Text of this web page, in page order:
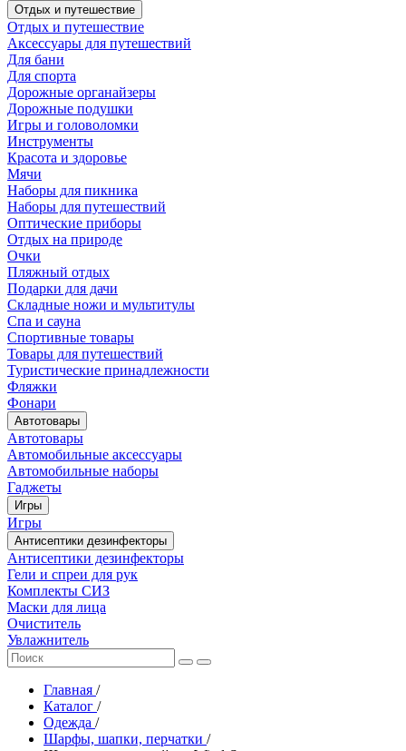
Отдых и путешествие
Отдых и путешествие
Аксессуары для путешествий
Для бани
Для спорта
Дорожные органайзеры
Дорожные подушки
Игры и головоломки
Инструменты
Красота и здоровье
Мячи
Наборы для пикника
Наборы для путешествий
Оптические приборы
Отдых на природе
Очки
Пляжный отдых
Подарки для дачи
Складные ножи и мультитулы
Спа и сауна
Спортивные товары
Товары для путешествий
Туристические принадлежности
Фляжки
Фонари
Автотовары
Автотовары
Автомобильные аксессуары
Автомобильные наборы
Гаджеты
Игры
Игры
Антисептики дезинфекторы
Антисептики дезинфекторы
Гели и спреи для рук
Комплекты СИЗ
Маски для лица
Очиститель
Увлажнитель
Главная /
Каталог /
Одежда /
Шарфы, шапки, перчатки /